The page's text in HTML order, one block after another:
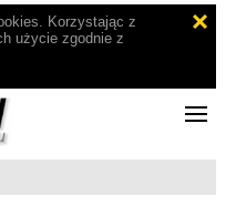
Korzystając z
użycie zgodnie z